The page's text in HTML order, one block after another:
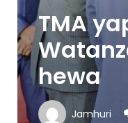
TMA
hewa
Jamhuri